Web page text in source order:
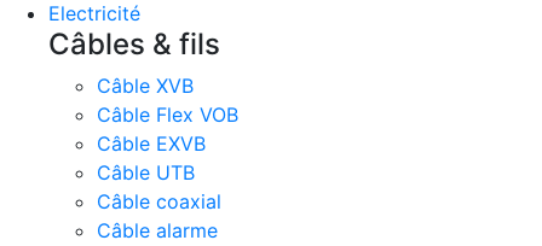
Electricité
Câbles & fils
Câble XVB
Câble Flex VOB
Câble EXVB
Câble UTB
Câble coaxial
Câble alarme